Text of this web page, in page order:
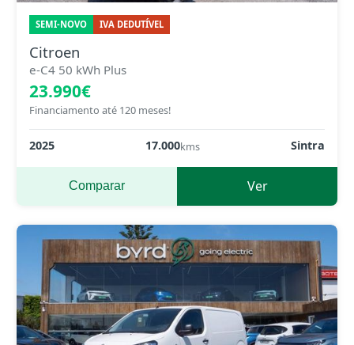
SEMI-NOVO IVA DEDUTÍVEL
Citroen
e-C4 50 kWh Plus
23.990€
Financiamento até 120 meses!
2025 17.000kms Sintra
Comparar Ver